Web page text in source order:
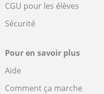
CGU pour les élèves
Sécurité
Pour en savoir plus
Aide
Comment ça marche